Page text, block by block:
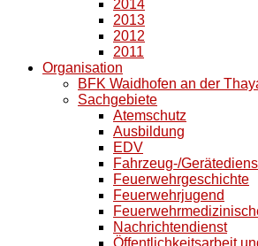
2014
2013
2012
2011
Organisation
BFK Waidhofen an der
Sachgebiete
Atemschutz
Ausbildung
EDV
Fahrzeug-/
Feuerwehrgeschichte
Feuerwehrjugend
Nachrichtendienst
Öffentlichkeitsarbeit